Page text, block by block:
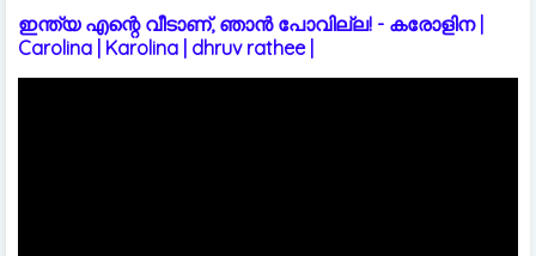
ഇന്ത്യ എന്റെ വീടാണ്, ഞാൻ പോവില്ല! - കരോളിന |
Carolina | Karolina | dhruv rathee |